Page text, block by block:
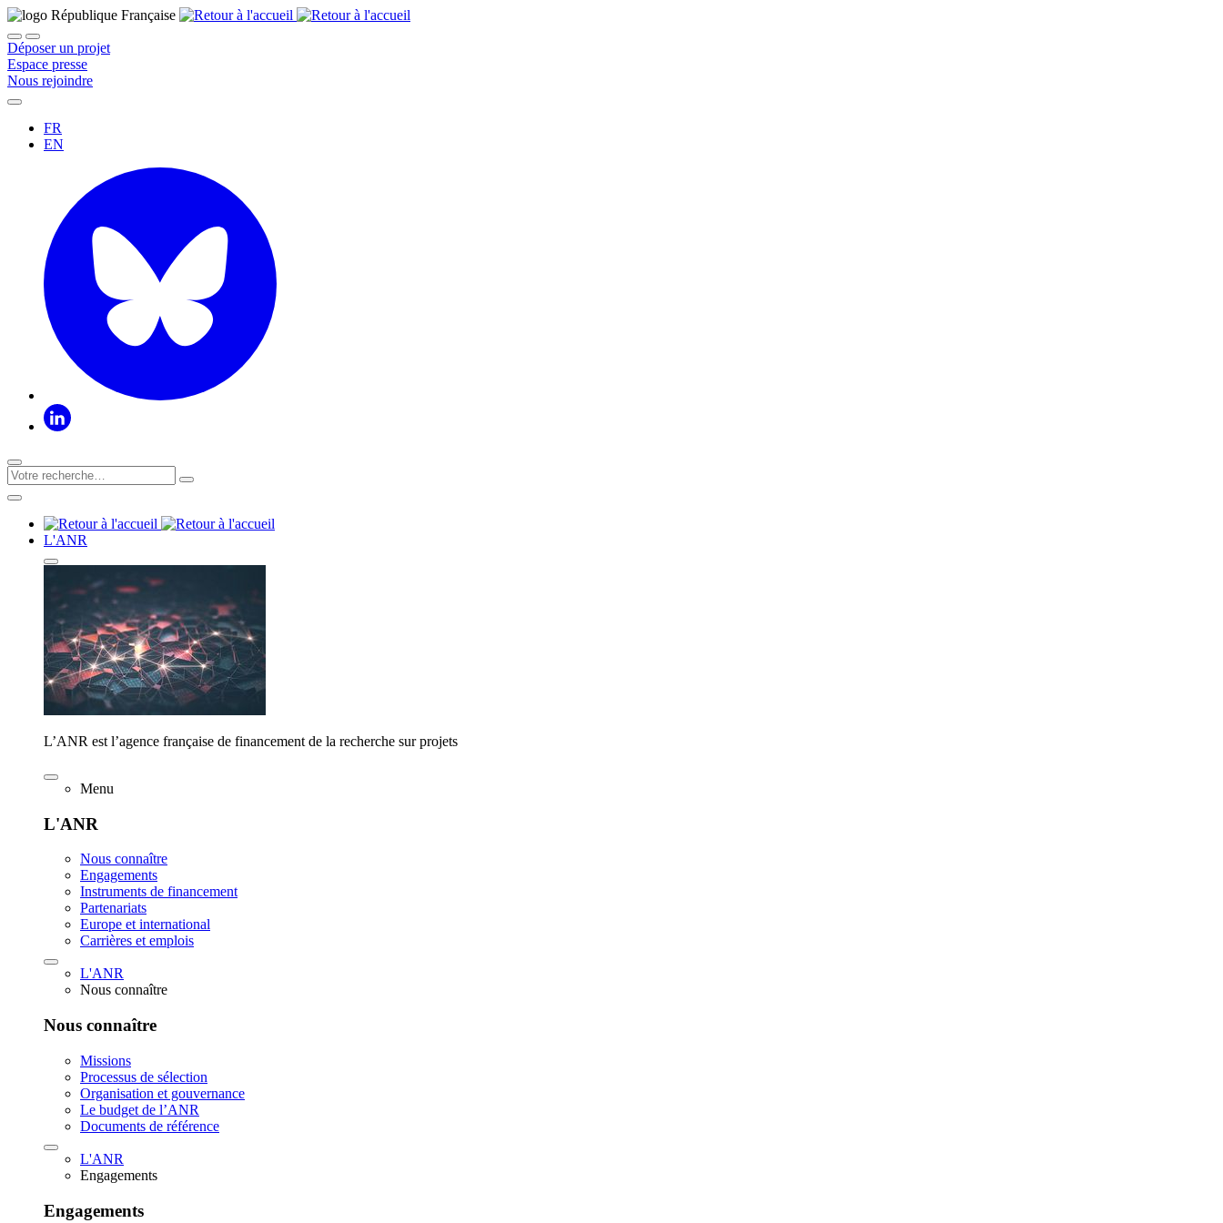
Déposer un projet
Espace presse
Nous rejoindre
FR
EN
L'ANR
L’ANR est l’agence française de financement de la recherche sur projets
Menu
L'ANR
Nous connaître
Engagements
Instruments de financement
Partenariats
Europe et international
Carrières et emplois
L'ANR
Nous connaître
Nous connaître
Missions
Processus de sélection
Organisation et gouvernance
Le budget de l’ANR
Documents de référence
L'ANR
Engagements
Engagements